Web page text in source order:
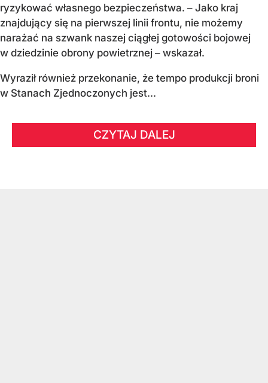
ryzykować własnego bezpieczeństwa. – Jako kraj
znajdujący się na pierwszej linii frontu, nie możemy
narażać na szwank naszej ciągłej gotowości bojowej
w dziedzinie obrony powietrznej – wskazał.
Wyraził również przekonanie, że tempo produkcji broni
w Stanach Zjednoczonych jest...
CZYTAJ DALEJ